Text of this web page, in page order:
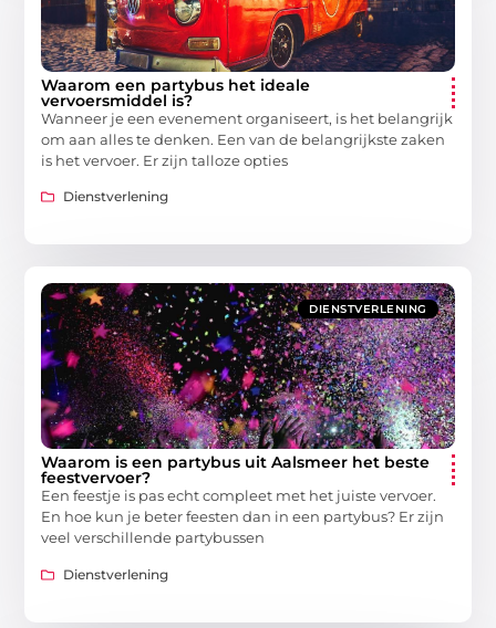
Waarom een partybus het ideale
vervoersmiddel is?
Wanneer je een evenement organiseert, is het belangrijk
om aan alles te denken. Een van de belangrijkste zaken
is het vervoer. Er zijn talloze opties
Dienstverlening
DIENSTVERLENING
Waarom is een partybus uit Aalsmeer het beste
feestvervoer?
Een feestje is pas echt compleet met het juiste vervoer.
En hoe kun je beter feesten dan in een partybus? Er zijn
veel verschillende partybussen
Dienstverlening